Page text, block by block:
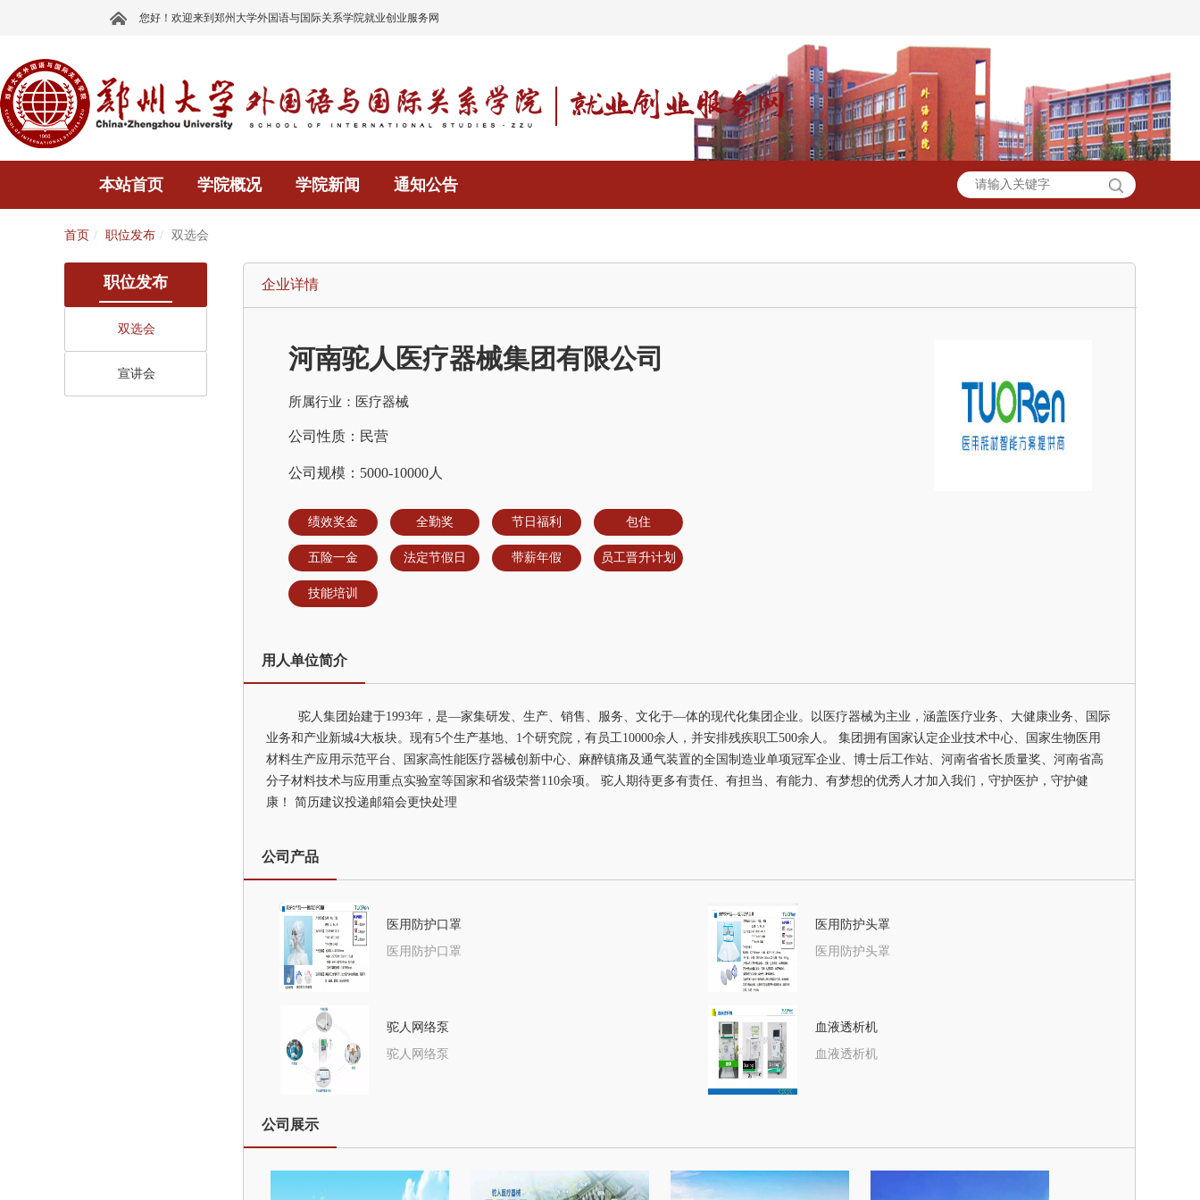
您好！欢迎来到郑州大学外国语与国际关系学院就业创业服务网
本站首页 学院概况 学院新闻 通知公告
首页 职位发布 双选会
职位发布
双选会
宣讲会
企业详情
河南驼人医疗器械集团有限公司
所属行业：医疗器械
公司性质：民营
公司规模：5000-10000人
绩效奖金 全勤奖 节日福利 包住
五险一金 法定节假日 带薪年假 员工晋升计划
技能培训
用人单位简介
驼人集团始建于1993年，是—家集研发、生产、销售、服务、文化于—体的现代化集团企业。以医疗器械为主业，涵盖医疗业务、大健康业务、国际
业务和产业新城4大板块。现有5个生产基地、1个研究院，有员工10000余人，并安排残疾职工500余人。 集团拥有国家认定企业技术中心、国家生物医用
材料生产应用示范平台、国家高性能医疗器械创新中心、麻醉镇痛及通气装置的全国制造业单项冠军企业、博士后工作站、河南省省长质量奖、河南省高
分子材料技术与应用重点实验室等国家和省级荣誉110余项。 驼人期待更多有责任、有担当、有能力、有梦想的优秀人才加入我们，守护医护，守护健
康！ 简历建议投递邮箱会更快处理
公司产品
医用防护口罩
医用防护口罩
医用防护头罩
医用防护头罩
驼人网络泵
驼人网络泵
血液透析机
血液透析机
公司展示